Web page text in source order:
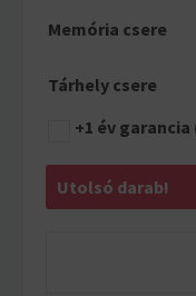
Memória csere
Tárhely csere
+1 év garancia
Utolsó darab!